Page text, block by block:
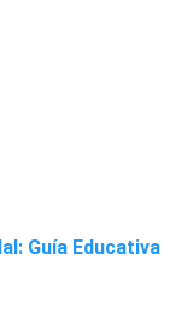
Guía Educativa